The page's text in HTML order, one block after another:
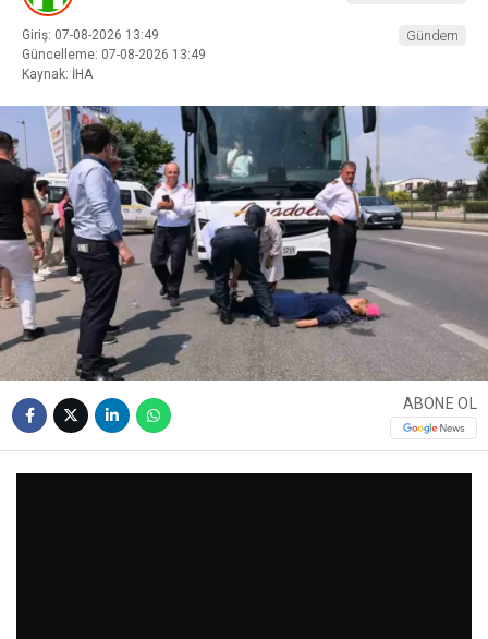
Giriş: 07-08-2026 13:49
Güncelleme: 07-08-2026 13:49
Kaynak: İHA
Gündem
ABONE OL